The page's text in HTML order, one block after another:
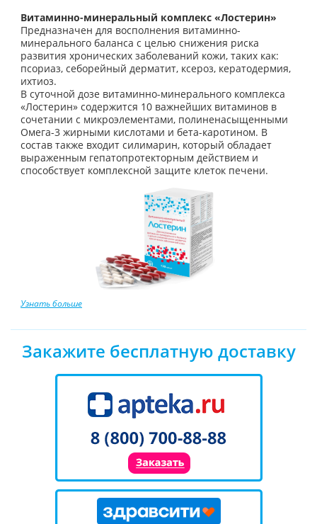
Витаминно-минеральный комплекс «Лостерин»
Предназначен для восполнения витаминно-
минерального баланса с целью снижения риска
развития хронических заболеваний кожи, таких как:
псориаз, себорейный дерматит, ксероз, кератодермия,
ихтиоз.
В суточной дозе витаминно-минерального комплекса
«Лостерин» содержится 10 важнейших витаминов в
сочетании с микроэлементами, полиненасыщенными
Омега-3 жирными кислотами и бета-каротином. В
состав также входит силимарин, который обладает
выраженным гепатопротекторным действием и
способствует комплексной защите клеток печени.
Узнать больше
Закажите бесплатную доставку